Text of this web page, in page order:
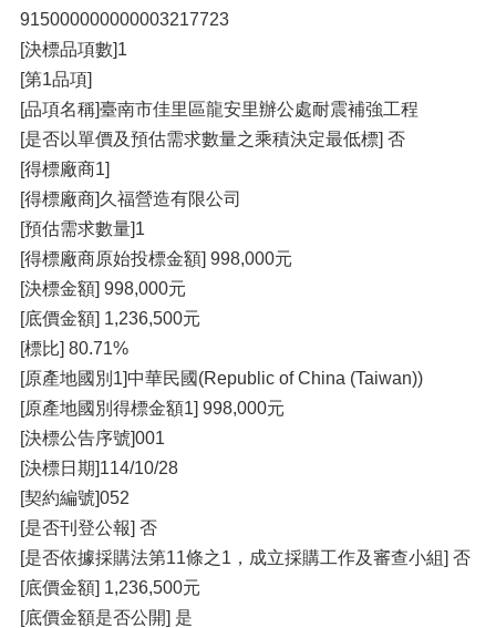
915000000000003217723
[決標品項數]1
[第1品項]
[品項名稱]臺南市佳里區龍安里辦公處耐震補強工程
[是否以單價及預估需求數量之乘積決定最低標] 否
[得標廠商1]
[得標廠商]久福營造有限公司
[預估需求數量]1
[得標廠商原始投標金額] 998,000元
[決標金額] 998,000元
[底價金額] 1,236,500元
[標比] 80.71%
[原產地國別1]中華民國(Republic of China (Taiwan))
[原產地國別得標金額1] 998,000元
[決標公告序號]001
[決標日期]114/10/28
[契約編號]052
[是否刊登公報] 否
[是否依據採購法第11條之1，成立採購工作及審查小組] 否
[底價金額] 1,236,500元
[底價金額是否公開] 是